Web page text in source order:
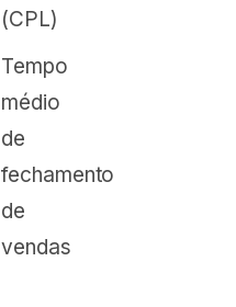
(CPL)
Tempo
médio
de
fechamento
de
vendas